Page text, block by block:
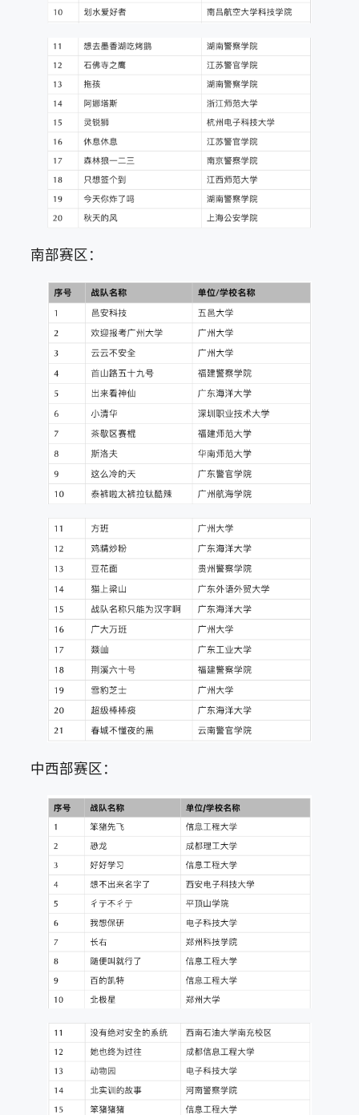
南部赛区：
中西部赛区：